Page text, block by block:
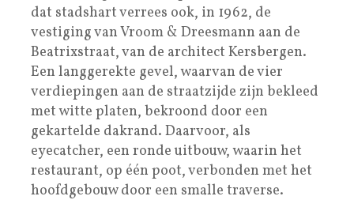
dat stadshart verrees ook, in 1962, de
vestiging van Vroom & Dreesmann aan de
Beatrixstraat, van de architect Kersbergen.
Een langgerekte gevel, waarvan de vier
verdiepingen aan de straatzijde zijn bekleed
met witte platen, bekroond door een
gekartelde dakrand. Daarvoor, als
eyecatcher, een ronde uitbouw, waarin het
restaurant, op één poot, verbonden met het
hoofdgebouw door een smalle traverse.